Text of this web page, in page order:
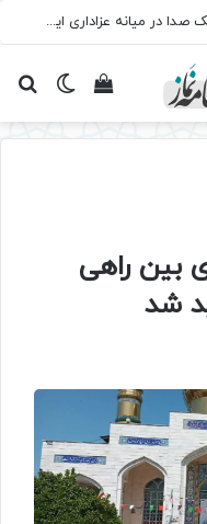
نماز ظهر اربعین؛ هنگامی که اصفهان یک صدا در میانه عزاداری ایستاد
تغییرمشاهده
بین راهی
شد